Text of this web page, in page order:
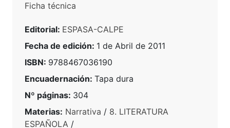
Ficha técnica
Editorial: ESPASA-CALPE
Fecha de edición: 1 de Abril de 2011
ISBN: 9788467036190
Encuadernación: Tapa dura
Nº páginas: 304
Materias: Narrativa / 8. LITERATURA
ESPAÑOLA /